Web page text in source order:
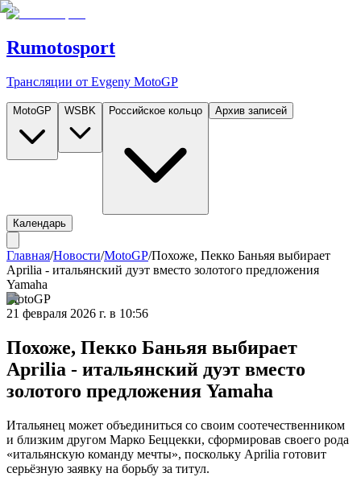
Rumotosport
Трансляции от Evgeny MotoGP
MotoGP WSBK Российское кольцо Архив записей
Календарь
Главная/Новости/MotoGP/Похоже, Пекко Баньяя выбирает
Aprilia - итальянский дуэт вместо золотого предложения
Yamaha
MotoGP
21 февраля 2026 г. в 10:56
Похоже, Пекко Баньяя выбирает
Aprilia - итальянский дуэт вместо
золотого предложения Yamaha
Итальянец может объединиться со своим соотечественником
и близким другом Марко Беццекки, сформировав своего рода
«итальянскую команду мечты», поскольку Aprilia готовит
серьёзную заявку на борьбу за титул.